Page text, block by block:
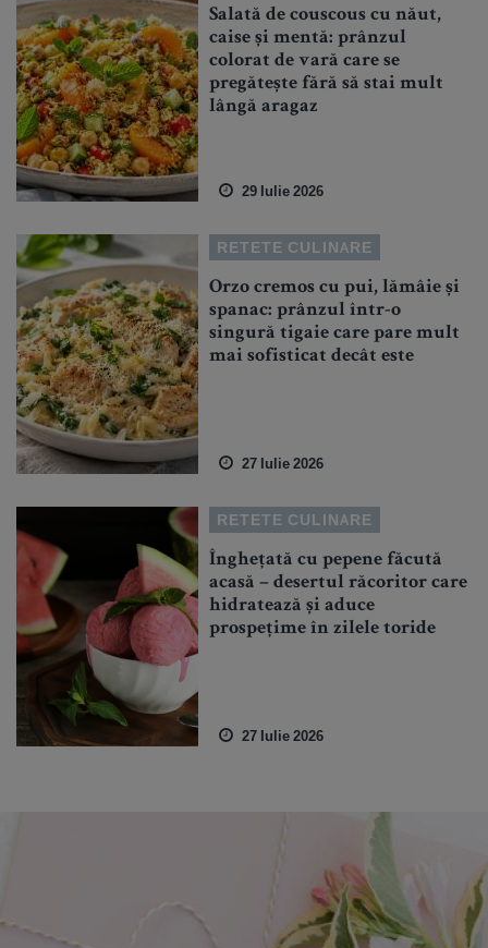
Salată de couscous cu năut,
caise și mentă: prânzul
colorat de vară care se
pregătește fără să stai mult
lângă aragaz
29 Iulie 2026
RETETE CULINARE
Orzo cremos cu pui, lămâie și
spanac: prânzul într-o
singură tigaie care pare mult
mai sofisticat decât este
27 Iulie 2026
RETETE CULINARE
Înghețată cu pepene făcută
acasă – desertul răcoritor care
hidratează și aduce
prospețime în zilele toride
27 Iulie 2026